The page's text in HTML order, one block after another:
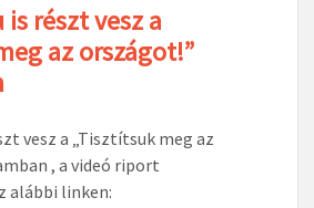
részt vesz a
az országot!”
vesz a „Tisztítsuk meg az
, a videó riport
alábbi linken: